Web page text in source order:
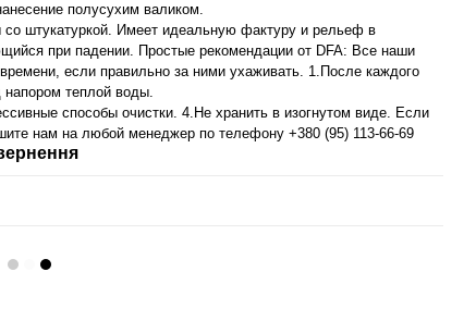
полусухим валиком.
штукатуркой. Имеет идеальную фактуру и рельеф в
при падении. Простые рекомендации от DFA: Все наши
если правильно за ними ухаживать. 1.После каждого
теплой воды.
способы очистки. 4.Не хранить в изогнутом виде. Если
нам на любой менеджер по телефону +380 (95) 113-66-69